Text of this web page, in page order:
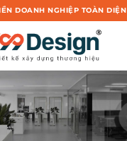
DOANH NGHIỆP TOÀN DIỆN